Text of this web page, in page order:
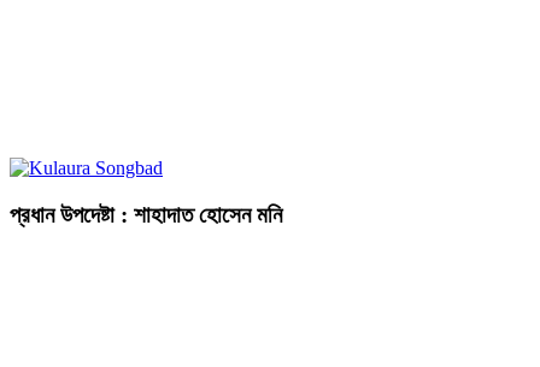
প্রধান উপদেষ্টা : শাহাদাত হোসেন মনি